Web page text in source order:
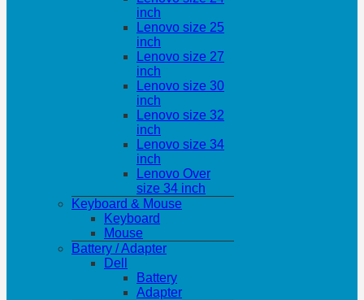
inch
Lenovo size 25
inch
Lenovo size 27
inch
Lenovo size 30
inch
Lenovo size 32
inch
Lenovo size 34
inch
Lenovo Over
size 34 inch
Keyboard & Mouse
Keyboard
Mouse
Battery / Adapter
Dell
Battery
Adapter